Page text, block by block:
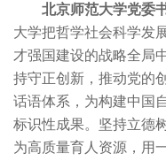
北京师范大学党委
大学把哲学社会科学发
才强国建设的战略全局
持守正创新，推动党的
话语体系，为构建中国
标识性成果。坚持立德
为高质量育人资源，用